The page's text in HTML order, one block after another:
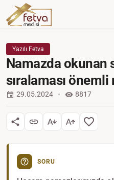
Yazılı Fetva
Namazda okunan
sıralaması önemli
29.05.2024 8817
SORU